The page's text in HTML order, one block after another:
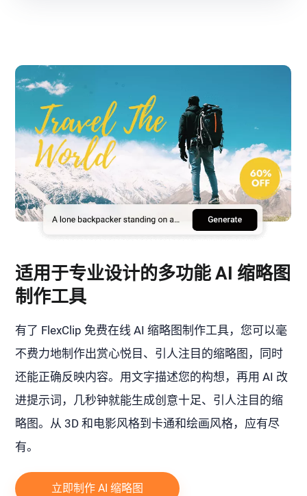
适用于专业设计的多功能 AI 缩略图
制作工具
有了 FlexClip 免费在线 AI 缩略图制作工具，您可以毫
不费力地制作出赏心悦目、引人注目的缩略图，同时
还能正确反映内容。用文字描述您的构想，再用 AI 改
进提示词，几秒钟就能生成创意十足、引人注目的缩
略图。从 3D 和电影风格到卡通和绘画风格，应有尽
有。
立即制作 AI 缩略图